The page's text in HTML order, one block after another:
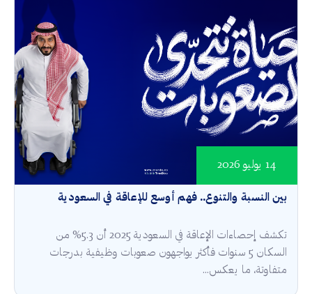
بين النسبة والتنوع.. فهم أوسع للإعاقة في السعودية
14 يوليو 2026
تكشف إحصاءات الإعاقة في السعودية 2025 أن 5.3% من
السكان 5 سنوات فأكثر يواجهون صعوبات وظيفية بدرجات
متفاوتة، ما يعكس...